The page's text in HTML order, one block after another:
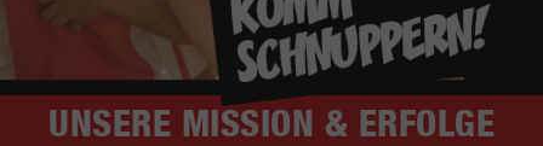
UNSERE MISSION & ERFOLGE